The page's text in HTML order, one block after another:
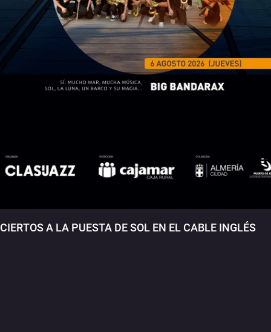
A LA PUESTA DE SOL EN EL CABLE INGLÉS